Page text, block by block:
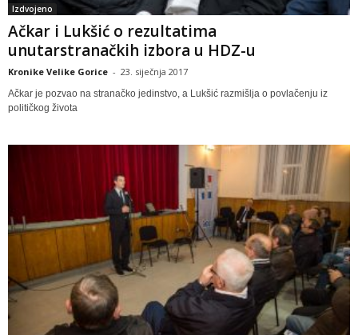
Izdvojeno
Ačkar i Lukšić o rezultatima
unutarstranačkih izbora u HDZ-u
Kronike Velike Gorice - 23. siječnja 2017
Ačkar je pozvao na stranačko jedinstvo, a Lukšić razmišlja o povlačenju iz
političkog života